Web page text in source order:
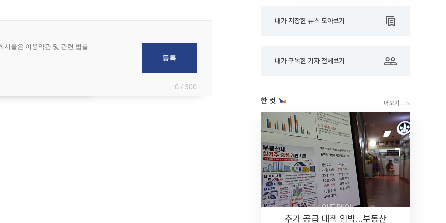
0 / 300
내가 저장한 뉴스 모아보기
내가 구독한 기자 전체보기
한 컷
추가 공급 대책 임박…부동산